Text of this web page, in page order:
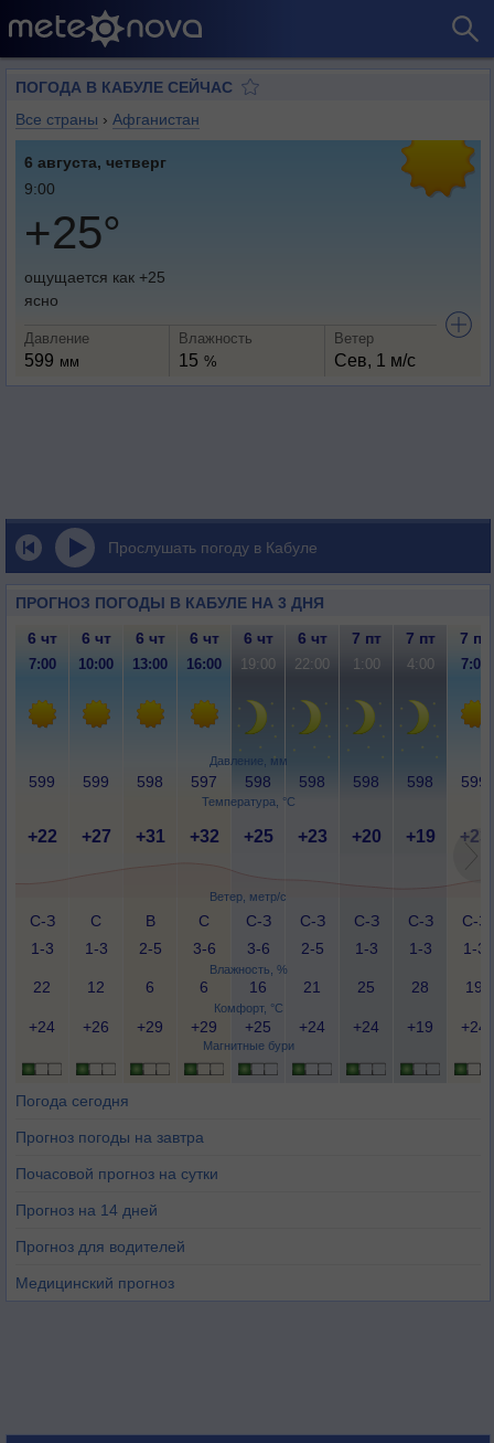
ПОГОДА В КАБУЛЕ СЕЙЧАС
Все страны › Афганистан
6 августа, четверг
9:00
+25°
ощущается как +25
ясно
Давление
599 мм
Влажность
15 %
Ветер
Сев, 1 м/с
Прослушать погоду в Кабуле
ПРОГНОЗ ПОГОДЫ В КАБУЛЕ НА 3 ДНЯ
Давление, мм
Температура, °C
Ветер, метр/с
Влажность, %
Комфорт, °C
Магнитные бури
6 чт 6 чт 6 чт 6 чт 6 чт 6 чт 7 пт 7 пт 7 пт
7:00 10:00 13:00 16:00 19:00 22:00 1:00 4:00 7:00
599 599 598 597 598 598 598 598 599
+22 +27 +31 +32 +25 +23 +20 +19 +23
С-З
1-3
С
1-3
В
2-5
С
3-6
С-З
3-6
С-З
2-5
С-З
1-3
С-З
1-3
С-З
1-3
22 12 6 6 16 21 25 28 19
+24 +26 +29 +29 +25 +24 +24 +19 +24
Погода сегодня
Прогноз погоды на завтра
Почасовой прогноз на сутки
Прогноз на 14 дней
Прогноз для водителей
Медицинский прогноз